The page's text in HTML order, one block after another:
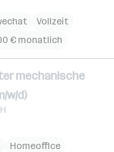
Vollzeit
€ monatlich
mechanische
w/d)
Homeoffice